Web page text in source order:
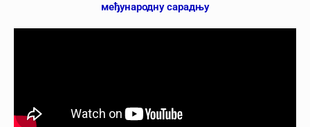
међународну сарадњу